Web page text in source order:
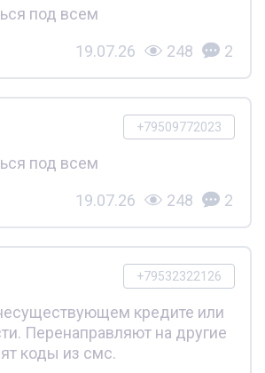
под всем
19.07.26 248 2
+79509772023
под всем
19.07.26 248 2
+79532322126
кредите или
Перенаправляют на другие
коды из смс.